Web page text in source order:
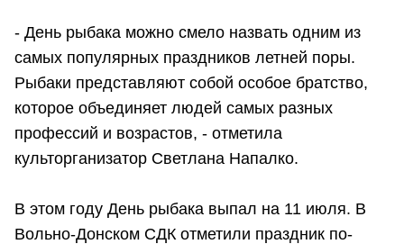
- День рыбака можно смело назвать одним из
самых популярных праздников летней поры.
Рыбаки представляют собой особое братство,
которое объединяет людей самых разных
профессий и возрастов, - отметила
культорганизатор Светлана Напалко.
В этом году День рыбака выпал на 11 июля. В
Вольно-Донском СДК отметили праздник по-